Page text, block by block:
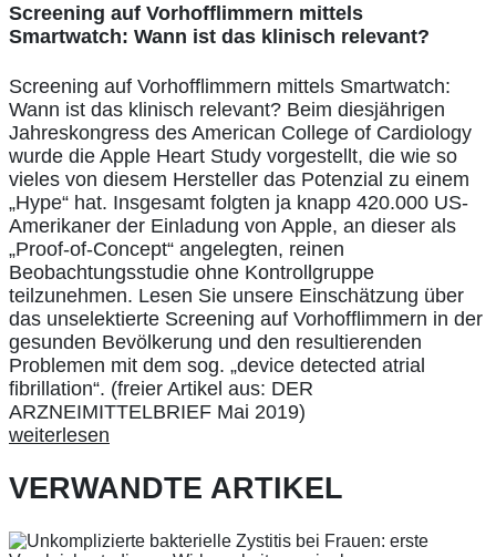
Screening auf Vorhofflimmern mittels
Smartwatch: Wann ist das klinisch relevant?
Screening auf Vorhofflimmern mittels Smartwatch:
Wann ist das klinisch relevant? Beim diesjährigen
Jahreskongress des American College of Cardiology
wurde die Apple Heart Study vorgestellt, die wie so
vieles von diesem Hersteller das Potenzial zu einem
„Hype“ hat. Insgesamt folgten ja knapp 420.000 US-
Amerikaner der Einladung von Apple, an dieser als
„Proof-of-Concept“ angelegten, reinen
Beobachtungsstudie ohne Kontrollgruppe
teilzunehmen. Lesen Sie unsere Einschätzung über
das unselektierte Screening auf Vorhofflimmern in der
gesunden Bevölkerung und den resultierenden
Problemen mit dem sog. „device detected atrial
fibrillation“. (freier Artikel aus: DER
ARZNEIMITTELBRIEF Mai 2019)
weiterlesen
VERWANDTE ARTIKEL